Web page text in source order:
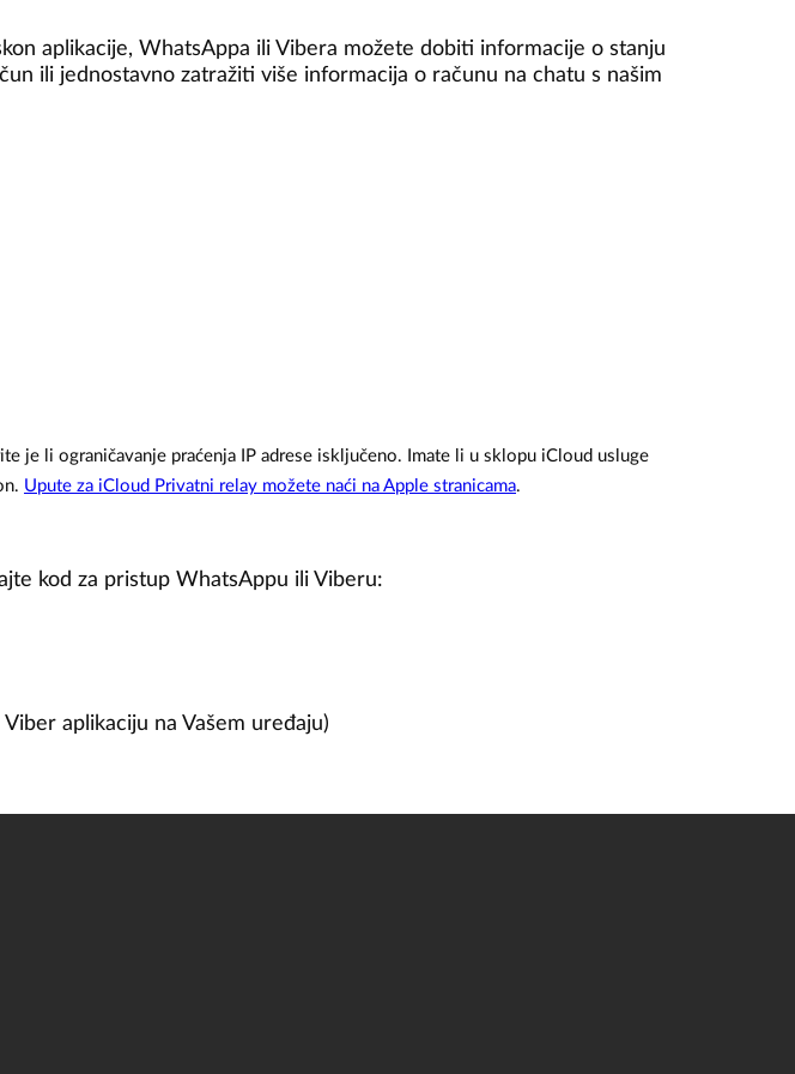
aplikacije, WhatsAppa ili Vibera možete dobiti informacije o stanju
ili jednostavno zatražiti više informacija o računu na chatu s našim
je li ograničavanje praćenja IP adrese isključeno. Imate li u sklopu iCloud usluge
Upute za iCloud Privatni relay možete naći na Apple stranicama.
kod za pristup WhatsAppu ili Viberu:
aplikaciju na Vašem uređaju)